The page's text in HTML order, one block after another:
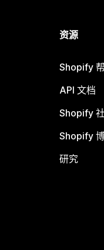
资源
Shopify
API 文档
Shopify
Shopify
研究